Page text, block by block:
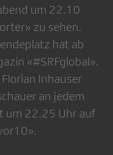
um 22.10
zu sehen.
hat ab
«#SRFglobal».
Inhauser
an jedem
um 22.25 Uhr auf